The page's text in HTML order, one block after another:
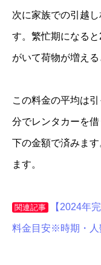
次に家族での引越
す。繁忙期になる
がいて荷物が増える
この料金の平均は
分でレンタカーを
下の金額で済みま
ます。
関連記事 【2024年
料金目安※時期・人